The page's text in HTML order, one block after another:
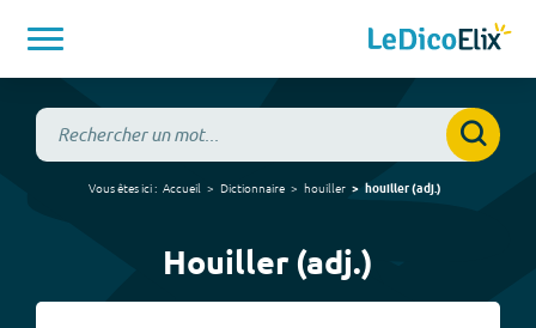
Vous êtes ici : Accueil Dictionnaire houiller houiller(adj.)
Houiller (adj.)